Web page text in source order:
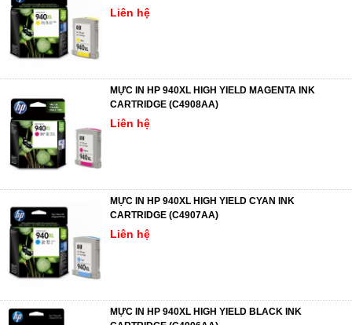
Liên hệ
MỰC IN HP 940XL HIGH YIELD MAGENTA INK
CARTRIDGE (C4908AA)
Liên hệ
MỰC IN HP 940XL HIGH YIELD CYAN INK
CARTRIDGE (C4907AA)
Liên hệ
MỰC IN HP 940XL HIGH YIELD BLACK INK